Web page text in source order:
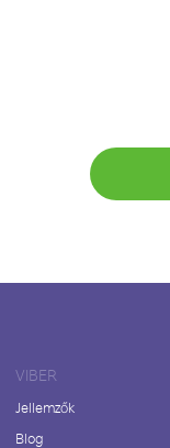
VIBER
Jellemzők
Blog